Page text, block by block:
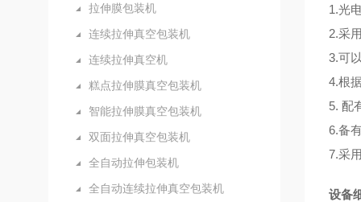
拉伸膜包装机
连续拉伸真空包装机
连续拉伸真空机
糕点拉伸膜真空包装机
智能拉伸膜真空包装机
双面拉伸真空包装机
全自动拉伸包装机
全自动连续拉伸真空包装机
1.光
2.采
3.可
4.根
5. 配
6.备
7.采
设备